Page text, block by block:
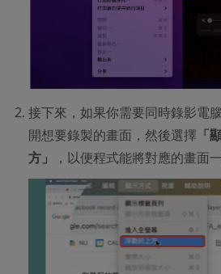
接下來，如果你需要同時錄影電
開想要錄製的畫面，然後選擇 「
方」
，以便程式能將對應的畫面